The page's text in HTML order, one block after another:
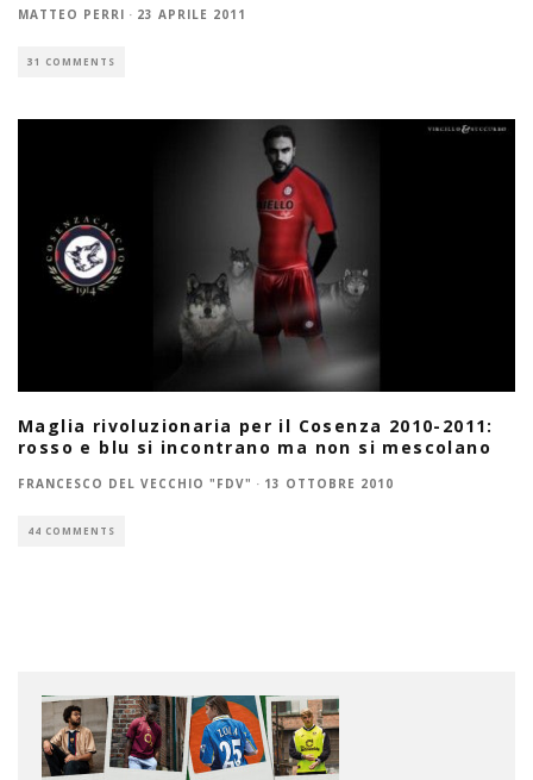
MATTEO PERRI · 23 APRILE 2011
31 COMMENTS
Maglia rivoluzionaria per il Cosenza 2010-2011:
rosso e blu si incontrano ma non si mescolano
FRANCESCO DEL VECCHIO "FDV" · 13 OTTOBRE 2010
44 COMMENTS